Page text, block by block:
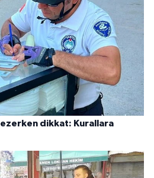
dikkat: Kurallara